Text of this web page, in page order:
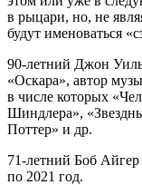
в рыцари, но, не
будут именоваться
90-летний Джон
«Оскара», автор
в числе которых
Шиндлера»,
Поттер» и др.
71-летний Боб
по 2021 год.